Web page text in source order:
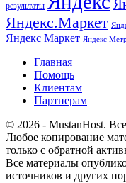
результаты
Яндекс.Маркет
Яндекс Маркет Яндекс
Главная
Помощь
Клиентам
Партнерам
© 2026 - MustanHost.
Любое копирование
только с обратной
Все материалы
источников и других